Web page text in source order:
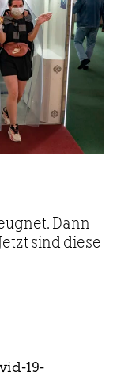
Dann
sind diese
19-